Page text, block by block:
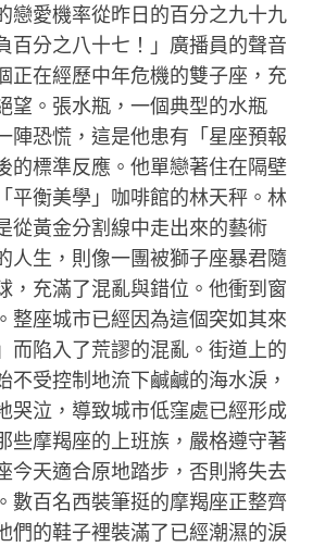
戀愛機率從昨日的百分之九十九
百分之八十七！」廣播員的聲音
正在經歷中年危機的雙子座，充
望。張水瓶，一個典型的水瓶
陣恐慌，這是他患有「星座預報
的標準反應。他單戀著住在隔壁
平衡美學」咖啡館的林天秤。林
從黃金分割線中走出來的藝術
人生，則像一團被獅子座暴君隨
，充滿了混亂與錯位。他衝到窗
整座城市已經因為這個突如其來
而陷入了荒謬的混亂。街道上的
不受控制地流下鹹鹹的海水淚，
哭泣，導致城市低窪處已經形成
些摩羯座的上班族，嚴格遵守著
今天適合原地踏步，否則將失去
數百名西裝筆挺的摩羯座正整齊
們的鞋子裡裝滿了已經潮濕的淚